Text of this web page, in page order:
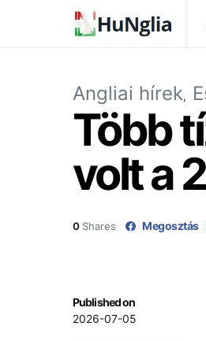
Angliai hírek
Több
volt a
0 Shares Megosztás
Published on
2026-07-05